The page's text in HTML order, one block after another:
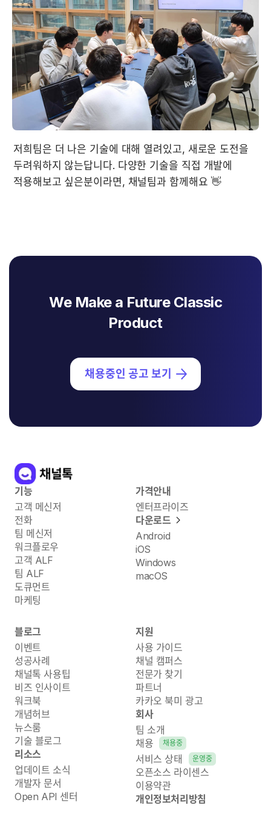
저희팀은 더 나은 기술에 대해 열려있고, 새로운 도전을
두려워하지 않는답니다. 다양한 기술을 직접 개발에
적용해보고 싶은분이라면, 채널팀과 함께해요 👋
We Make a Future Classic
Product
채용중인 공고 보기
기능
고객 메신저
전화
팀 메신저
워크플로우
고객 ALF
팀 ALF
도큐먼트
마케팅
가격안내
엔터프라이즈
다운로드
Android
iOS
Windows
macOS
블로그
이벤트
성공사례
채널톡 사용팁
비즈 인사이트
워크북
개념허브
뉴스룸
기술 블로그
리소스
업데이트 소식
개발자 문서
Open API 센터
지원
사용 가이드
채널 캠퍼스
전문가 찾기
파트너
카카오 북미 광고
회사
팀 소개
채용
채용중
서비스 상태 운영중
오픈소스 라이센스
이용약관
개인정보처리방침